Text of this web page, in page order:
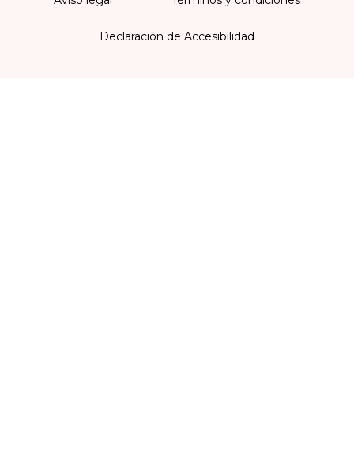
Declaración de Accesibilidad